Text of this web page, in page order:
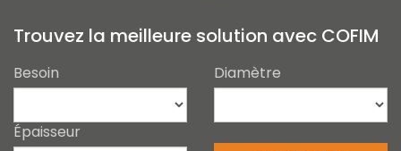
Trouvez la meilleure solution avec COFIM
Besoin Diamètre
Épaisseur